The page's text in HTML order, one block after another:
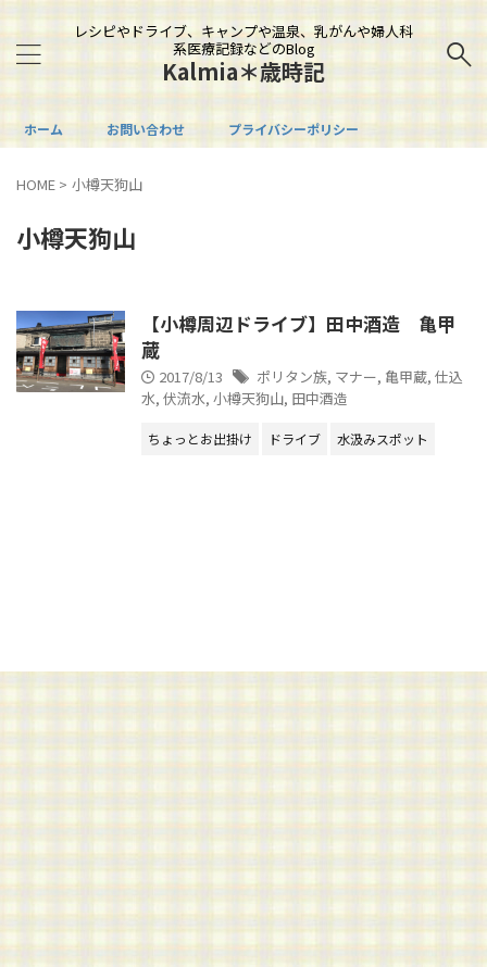
レシピやドライブ、キャンプや温泉、乳がんや婦人科
系医療記録などのBlog
Kalmia＊歳時記
ホーム お問い合わせ プライバシーポリシー
HOME > 小樽天狗山
小樽天狗山
【小樽周辺ドライブ】田中酒造 亀甲
蔵
2017/8/13 ポリタン族, マナー, 亀甲蔵, 仕込
水, 伏流水, 小樽天狗山, 田中酒造
ちょっとお出掛け ドライブ 水汲みスポット